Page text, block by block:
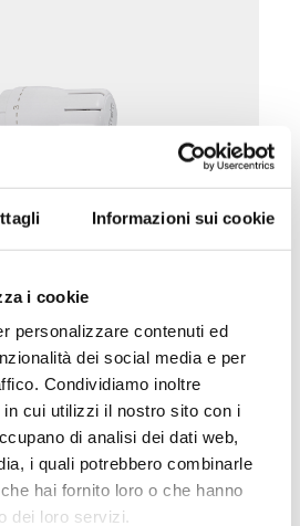
Informazioni sui cookie
i cookie
personalizzare contenuti ed
dei social media e per
Condividiamo inoltre
cui utilizzi il nostro sito con i
di analisi dei dati web,
i quali potrebbero combinarle
hai fornito loro o che hanno
dei loro servizi.
W1D
valvola termostatizzabile e
testa termostatica PDE,
plastica e multistrato. Con
di esercizio
: 95 °C
di esercizio: 10 bar